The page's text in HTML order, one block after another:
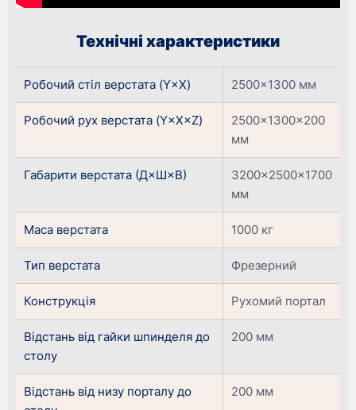
Технічні характеристики
Робочий стіл верстата (Y×X) 2500×1300 мм
Робочий рух верстата (Y×X×Z)
2500×1300×200
мм
Габарити верстата (Д×Ш×В)
3200×2500×1700
мм
Маса верстата 1000 кг
Тип верстата Фрезерний
Конструкція Рухомий портал
Відстань від гайки шпинделя до
столу
200 мм
Відстань від низу порталу до
200 мм